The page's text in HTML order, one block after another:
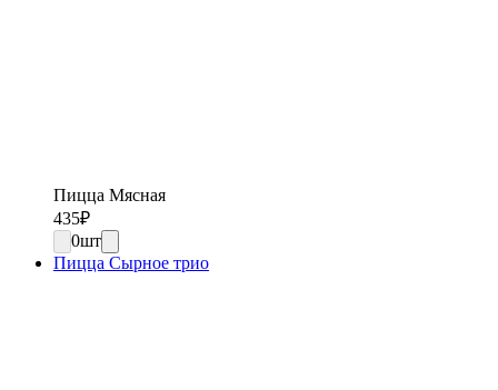
Пицца Мясная
435₽
0шт
Пицца Сырное трио